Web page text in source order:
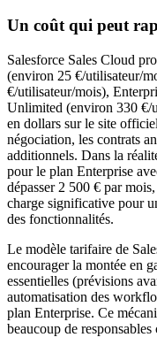
Un coût qui peut
Salesforce Sales Cloud
(environ 25 €/utilisateur/
€/utilisateur/mois),
Unlimited (environ 330 €/
en dollars sur le site
négociation, les contrats
additionnels. Dans la
pour le plan Enterprise
dépasser 2 500 € par
charge significative pour
des fonctionnalités.
Le modèle tarifaire de
encourager la montée en
essentielles (prévisions
automatisation des
plan Enterprise. Ce
beaucoup de